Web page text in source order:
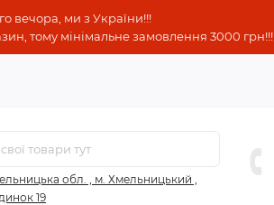
вечора, ми з України!!!
тому мінімальне замовлення 3000 грн!!!
обл. , м. Хмельницький ,
19